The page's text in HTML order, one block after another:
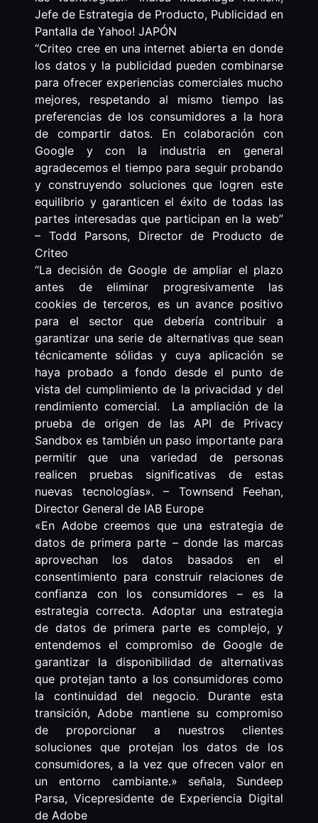
Jefe de Estrategia de Producto, Publicidad en
Pantalla de Yahoo! JAPÓN
“Criteo cree en una internet abierta en donde
los datos y la publicidad pueden combinarse
para ofrecer experiencias comerciales mucho
mejores, respetando al mismo tiempo las
preferencias de los consumidores a la hora
de compartir datos. En colaboración con
Google y con la industria en general
agradecemos el tiempo para seguir probando
y construyendo soluciones que logren este
equilibrio y garanticen el éxito de todas las
partes interesadas que participan en la web”
– Todd Parsons, Director de Producto de
Criteo
“La decisión de Google de ampliar el plazo
antes de eliminar progresivamente las
cookies de terceros, es un avance positivo
para el sector que debería contribuir a
garantizar una serie de alternativas que sean
técnicamente sólidas y cuya aplicación se
haya probado a fondo desde el punto de
vista del cumplimiento de la privacidad y del
rendimiento comercial. La ampliación de la
prueba de origen de las API de Privacy
Sandbox es también un paso importante para
permitir que una variedad de personas
realicen pruebas significativas de estas
nuevas tecnologías». – Townsend Feehan,
Director General de IAB Europe
«En Adobe creemos que una estrategia de
datos de primera parte – donde las marcas
aprovechan los datos basados en el
consentimiento para construir relaciones de
confianza con los consumidores – es la
estrategia correcta. Adoptar una estrategia
de datos de primera parte es complejo, y
entendemos el compromiso de Google de
garantizar la disponibilidad de alternativas
que protejan tanto a los consumidores como
la continuidad del negocio. Durante esta
transición, Adobe mantiene su compromiso
de proporcionar a nuestros clientes
soluciones que protejan los datos de los
consumidores, a la vez que ofrecen valor en
un entorno cambiante.» señala, Sundeep
Parsa, Vicepresidente de Experiencia Digital
de Adobe